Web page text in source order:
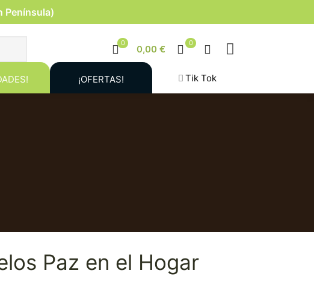
Península)
0
0,00 €
0
¡OFERTAS! Tik Tok
Paz en el Hogar